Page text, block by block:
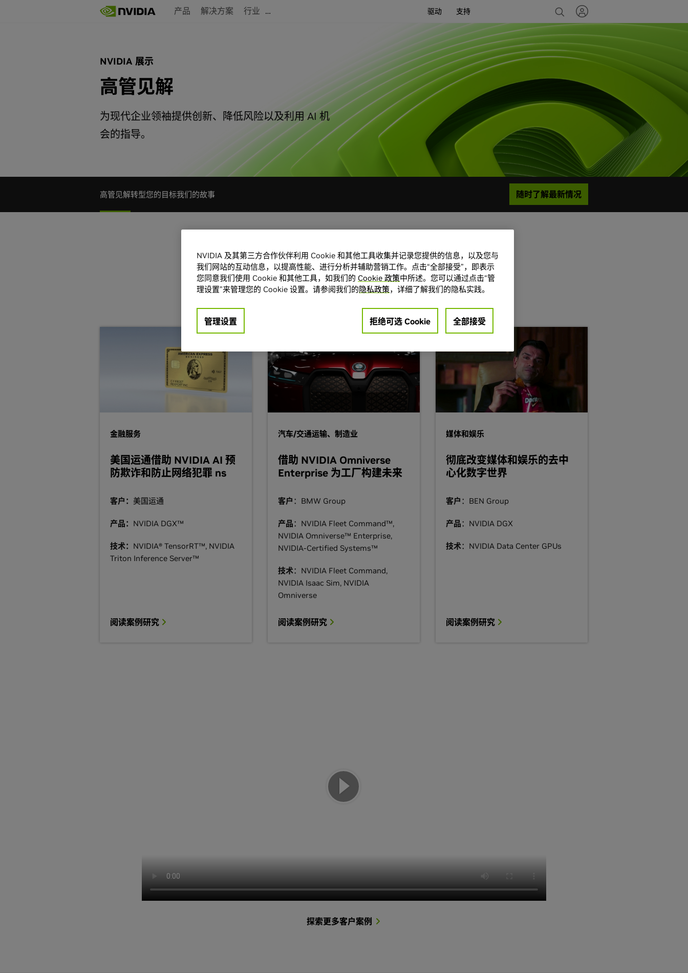
产品 解决方案 行业 … 驱动 支持
NVIDIA 展示
高管见解
为现代企业领袖提供创新、降低风险以及利用 AI 机
会的指导。
高管见解转型您的目标我们的故事 随时了解最新情况
客户案例
推动创新
金融服务
美国运通借助 NVIDIA AI 预
防欺诈和防止网络犯罪 ns
客户： 美国运通
产品： NVIDIA DGX™
技术： NVIDIA® TensorRT™, NVIDIA
Triton Inference Server™
阅读案例研究
汽车/交通运输、制造业
借助 NVIDIA Omniverse
Enterprise 为工厂构建未来
客户 ：BMW Group
产品：NVIDIA Fleet Command™,
NVIDIA Omniverse™ Enterprise,
NVIDIA-Certified Systems™
技术：NVIDIA Fleet Command,
NVIDIA Isaac Sim, NVIDIA
Omniverse
阅读案例研究
媒体和娱乐
彻底改变媒体和娱乐的去中
心化数字世界
客户 ：BEN Group
产品：NVIDIA DGX
技术：NVIDIA Data Center GPUs
阅读案例研究
探索更多客户案例
NVIDIA 及其第三方合作伙伴利用 Cookie 和其他工具收集并记录您提供的信息，以及您与
我们网站的互动信息，以提高性能、进行分析并辅助营销工作。点击“全部接受”，即表示
您同意我们使用 Cookie 和其他工具，如我们的 Cookie 政策中所述。您可以通过点击“管
理设置”来管理您的 Cookie 设置。请参阅我们的隐私政策，详细了解我们的隐私实践。
管理设置 拒绝可选 Cookie 全部接受